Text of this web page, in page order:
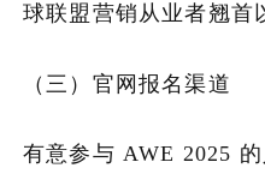
球联盟营销从业者翘首
（三）官网报名渠道
有意参与 AWE 2025